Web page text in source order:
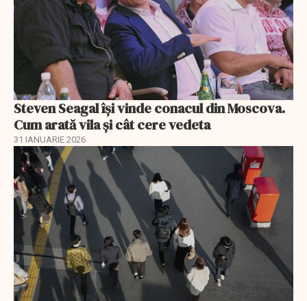
Steven Seagal își vinde conacul din Moscova.
Cum arată vila și cât cere vedeta
31 IANUARIE 2026